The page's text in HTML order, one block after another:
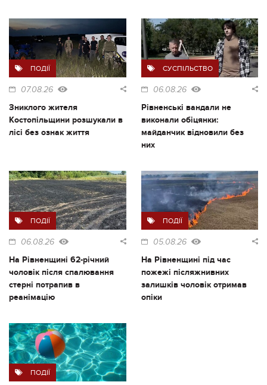
ПОДІЇ
07.08.26
Зниклого жителя
Костопільщини розшукали в
лісі без ознак життя
СУСПІЛЬСТВО
06.08.26
Рівненські вандали не
виконали обіцянки:
майданчик відновили без
них
ПОДІЇ
06.08.26
На Рівненщині 62-річний
чоловік після спалювання
стерні потрапив в
реанімацію
ПОДІЇ
05.08.26
На Рівненщині під час
пожежі післяжнивних
залишків чоловік отримав
опіки
ПОДІЇ